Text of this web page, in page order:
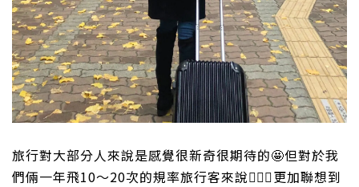
旅行對大部分人來說是感覺很新奇很期待的🤩但對於我
們倆一年飛10～20次的規率旅行客來說👩🏻‍✈️更加聯想到